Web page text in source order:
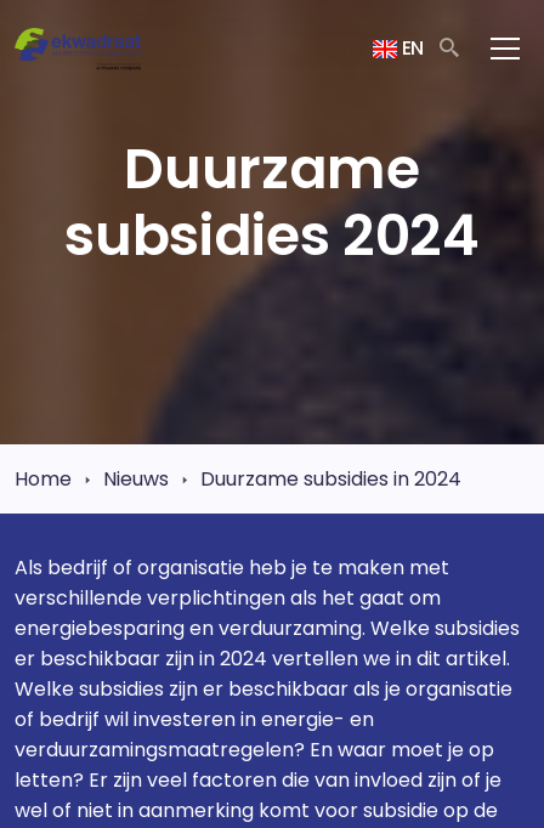
EN
Duurzame
subsidies 2024
Home Nieuws Duurzame subsidies in 2024
Als bedrijf of organisatie heb je te maken met
verschillende verplichtingen als het gaat om
energiebesparing en verduurzaming. Welke subsidies
er beschikbaar zijn in 2024 vertellen we in dit artikel.
Welke subsidies zijn er beschikbaar als je organisatie
of bedrijf wil investeren in energie- en
verduurzamingsmaatregelen? En waar moet je op
letten? Er zijn veel factoren die van invloed zijn of je
wel of niet in aanmerking komt voor subsidie op de